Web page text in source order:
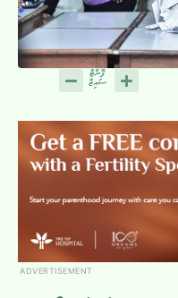
ADVERTISEMENT